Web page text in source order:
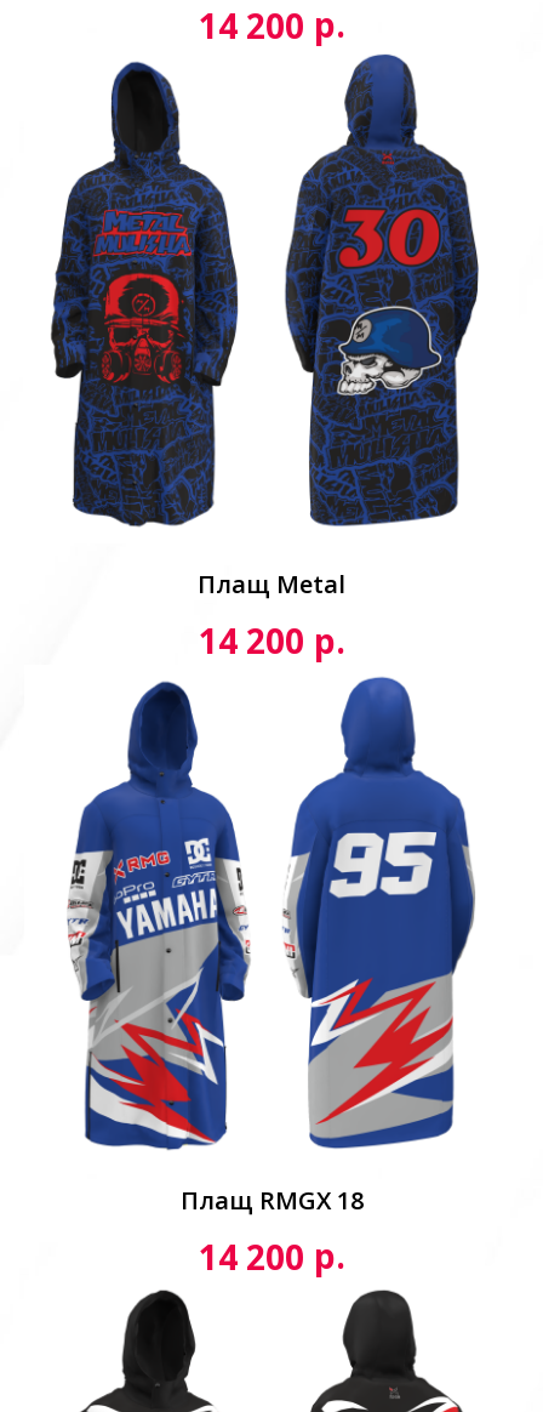
14 200 р.
Плащ Metal
14 200 р.
Плащ RMGX 18
14 200 р.